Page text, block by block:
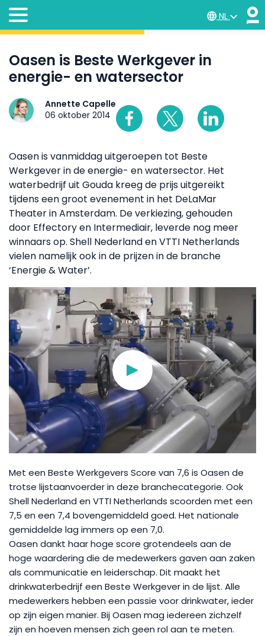
NL
Oasen is Beste Werkgever in
energie- en watersector
Annette Capelle
06 oktober 2014
Oasen is vanmiddag uitgeroepen tot Beste
Werkgever in de energie- en watersector. Het
waterbedrijf uit Gouda kreeg de prijs uitgereikt
tijdens een groot evenement in het DeLaMar
Theater in Amsterdam. De verkiezing, gehouden
door Effectory en Intermediair, leverde nog meer
winnaars op. Shell Nederland en VTTI Netherlands
vielen namelijk ook in de prijzen in de branche
‘Energie & Water’.
Met een Beste Werkgevers Score van 7,6 is Oasen de
trotse lijstaanvoerder in deze branchecategorie. Ook
Shell Nederland en VTTI Netherlands scoorden met een
7,5 en een 7,4 bovengemiddeld goed. Het nationale
gemiddelde lag immers op een 7,0.
Oasen dankt haar hoge score grotendeels aan de
hoge waardering die de medewerkers gaven aan zaken
als communicatie en leiderschap. Dit maakt het
drinkwaterbedrijf een Beste Werkgever in de lijst. Alle
medewerkers hebben een passie voor drinkwater, ieder
op zijn eigen manier. Bij Oasen mag iedereen zichzelf
zijn en hoeven mensen zich geen rol aan te meten.